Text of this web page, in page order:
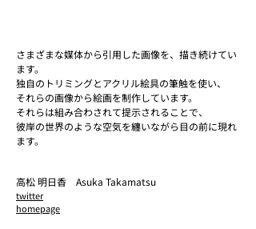
さまざまな媒体から引用した画像を、描き続けてい
ます。
独自のトリミングとアクリル絵具の筆触を使い、
それらの画像から絵画を制作しています。
それらは組み合わされて提示されることで、
彼岸の世界のような空気を纏いながら目の前に現れ
ます。
高松 明日香 Asuka Takamatsu
twitter
homepage